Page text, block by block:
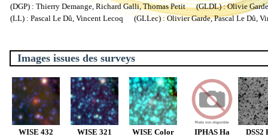
(DGP) : Thierry Demange, Richard Galli, Thomas Petit (GLDL) : Olivie
(LL) : Pascal Le Dû, Vincent Lecoq (GLLec) : Olivier Garde, Pascal Le Dû,
Images issues des surveys
WISE 432 WISE 321 WISE Color IPHAS Ha DSS2